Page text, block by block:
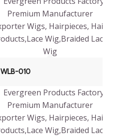
WLB-010